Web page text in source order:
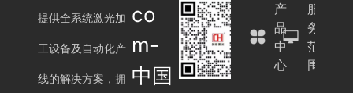
提供全系统激光加
工设备及自动化产
线的解决方案，拥
co
m-
中国
产
品
中
心
服
务
范
围